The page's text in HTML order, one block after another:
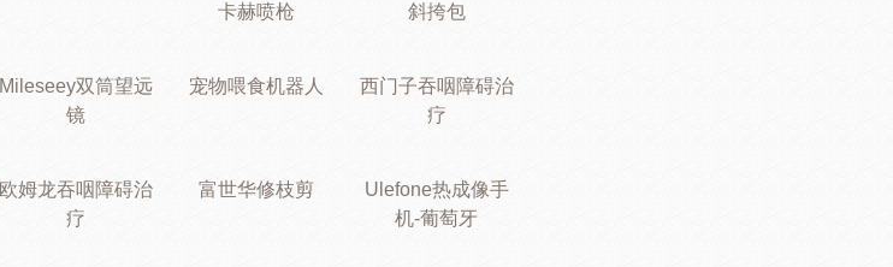
卡赫喷枪 斜挎包
Mileseey双筒望远
镜
宠物喂食机器人
西门子吞咽障碍治
疗
欧姆龙吞咽障碍治
疗
富世华修枝剪
Ulefone热成像手
机-葡萄牙